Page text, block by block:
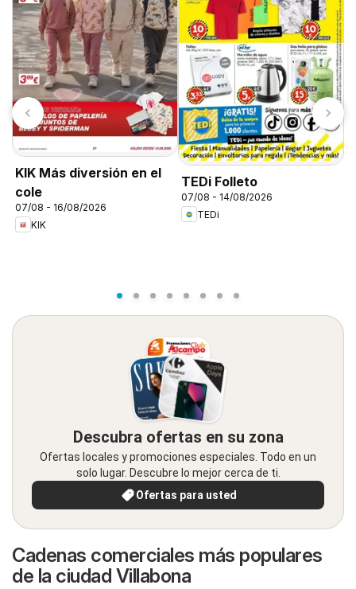
KIK Más diversión en el
cole
07/08 - 16/08/2026
KIK
TEDi Folleto
07/08 - 14/08/2026
TEDi
Descubra ofertas en su zona
Ofertas locales y promociones especiales. Todo en un
solo lugar. Descubre lo mejor cerca de ti.
Ofertas para usted
Cadenas comerciales más populares
de la ciudad Villabona